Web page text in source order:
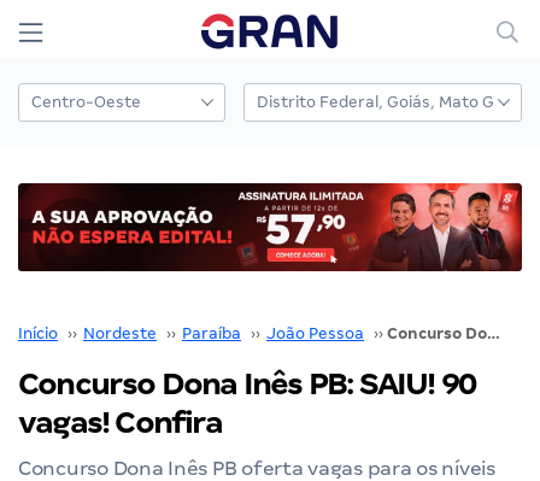
Início ›› Nordeste ›› Paraíba ›› João Pessoa ›› Concurso Dona Inês PB: SAIU! 90 vagas! Confira
Concurso Dona Inês PB: SAIU! 90
vagas! Confira
Concurso Dona Inês PB oferta vagas para os níveis